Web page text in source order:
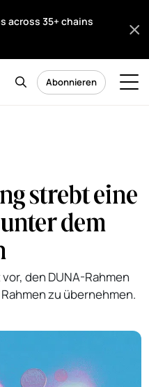
across 35+ chains
Abonnieren
strebt eine
dem
den DUNA-Rahmen
zu übernehmen.